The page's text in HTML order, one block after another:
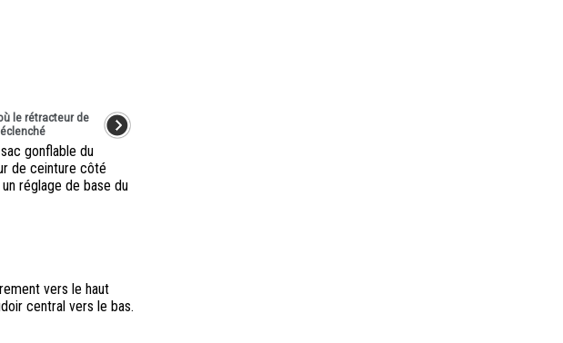
le rétracteur de
gonflable du
de ceinture côté
réglage de base du
vers le haut
central vers le bas.